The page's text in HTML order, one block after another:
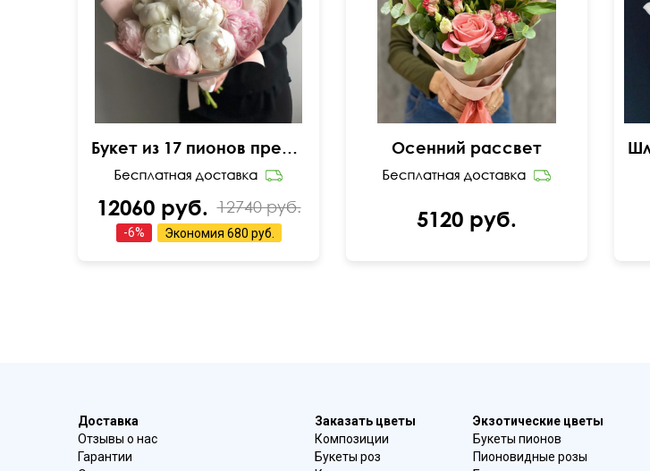
Букет из 17 пионов премиум
12060 руб. 12740 руб.
-6% Экономия 680 руб.
Осенний рассвет
5120 руб.
Доставка
Отзывы о нас
Гарантии
Заказать цветы
Композиции
Букеты роз
Экзотические цветы
Букеты пионов
Пионовидные розы